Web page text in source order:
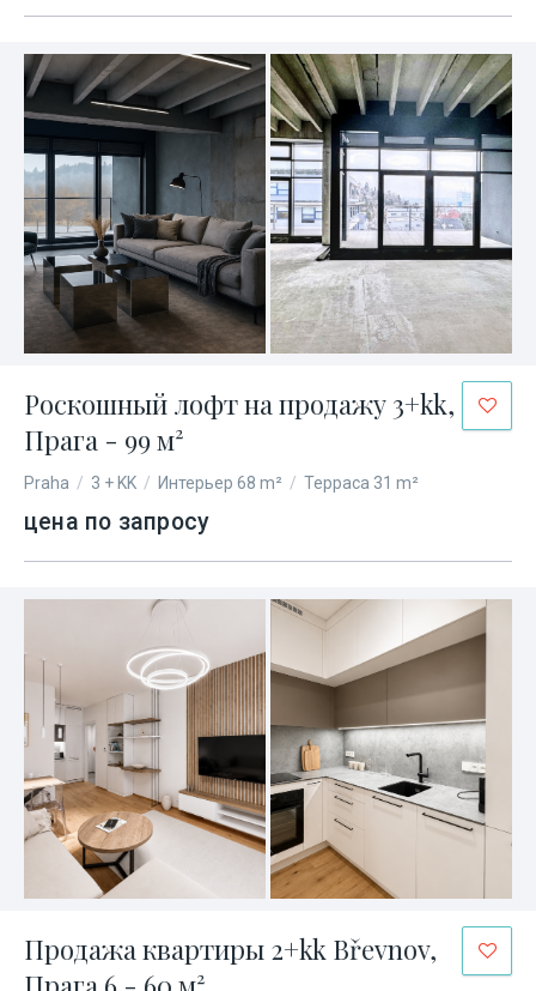
Роскошный лофт на продажу 3+kk,
Прага - 99 м²
Praha / 3 + KK / Интерьер 68 m² / Терраса 31 m²
цена по запросу
Продажа квартиры 2+kk Břevnov,